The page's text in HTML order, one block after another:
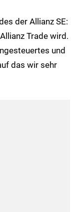
der Allianz SE:
Trade wird.
und
das wir sehr